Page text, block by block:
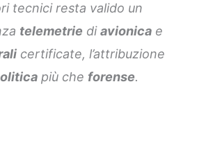
tecnici resta valido un
telemetrie diavionica e
certificate, l’attribuzione
più che forense.